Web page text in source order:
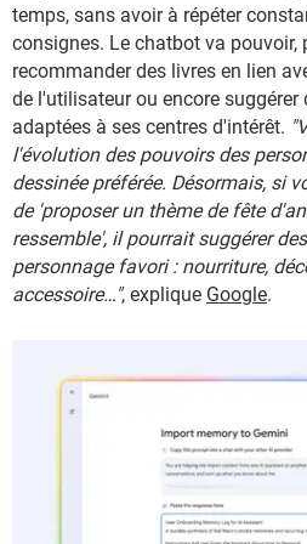
temps, sans avoir à répéter
consignes. Le chatbot va pouvoir,
recommander des livres en lien
de l'utilisateur ou encore suggérer
adaptées à ses centres d'intérêt.
l'évolution des pouvoirs des
dessinée préférée. Désormais, si
de 'proposer un thème de fête
ressemble', il pourrait suggérer
personnage favori : nourriture,
accessoire…", explique Google.